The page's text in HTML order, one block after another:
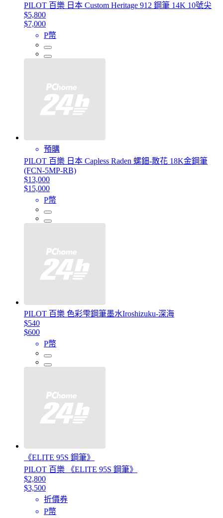
PILOT 百樂 日本 Custom Heritage 912 鋼筆 14K 10號尖
$5,800
$7,000
P幣
預購
PILOT 百樂 日本 Capless Raden 螺鈿-散花 18K金鋼筆
(FCN-5MP-RB)
$13,000
$15,000
P幣
PILOT 百樂 色彩雫鋼筆墨水Iroshizuku-深海
$540
$600
P幣
《ELITE 95S 鋼筆》
PILOT 百樂 《ELITE 95S 鋼筆》
$2,800
$3,500
折價券
P幣